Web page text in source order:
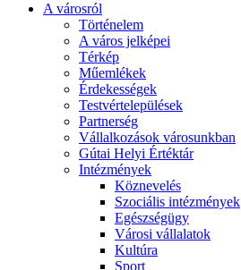
A városról
Történelem
A város jelképei
Térkép
Műemlékek
Érdekességek
Testvértelepülések
Partnerség
Vállalkozások városunkban
Gútai Helyi Értéktár
Intézmények
Köznevelés
Szociális intézmények
Egészségügy
Városi vállalatok
Kultúra
Sport